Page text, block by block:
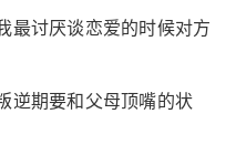
最讨厌谈恋爱的时候对方
逆期要和父母顶嘴的状